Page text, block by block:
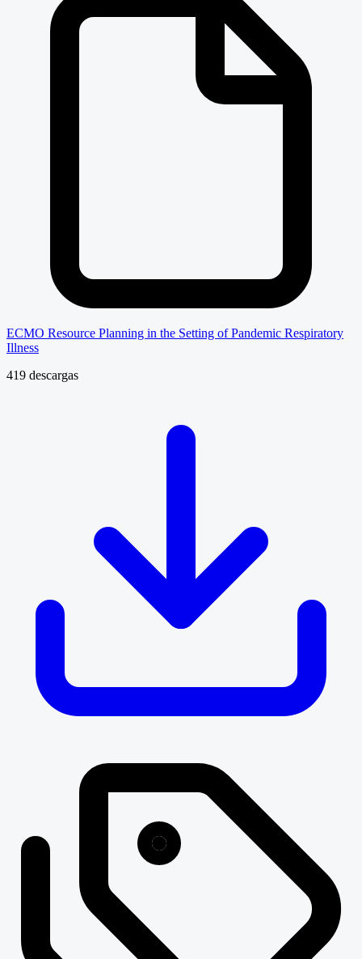
ECMO Resource Planning in the Setting of Pandemic Respiratory
Illness
419 descargas